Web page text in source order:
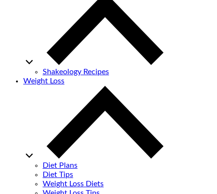
Shakeology Recipes
Weight Loss
Diet Plans
Diet Tips
Weight Loss Diets